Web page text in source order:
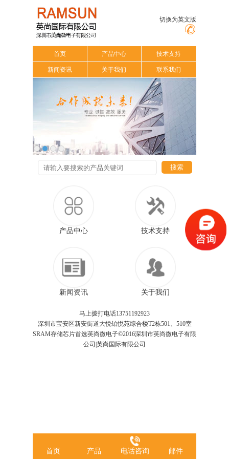
切换为英文版
首页 产品中心 技术支持
新闻资讯 关于我们 联系我们
搜索
产品中心 技术支持
新闻资讯 关于我们
马上拨打电话13751192923
深圳市宝安区新安街道大悦铂悦苑综合楼T2栋501、510室
SRAM存储芯片首选英尚微电子©2016深圳市英尚微电子有限
公司|英尚国际有限公司
首页 产品 电话咨询 邮件